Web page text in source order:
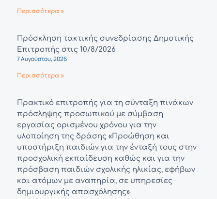
Περισσότερα »
Πρόσκληση τακτικής συνεδρίασης Δημοτικής
Επιτροπής στις 10/8/2026
7 Αυγούστου, 2026
Περισσότερα »
Πρακτικό επιτροπής για τη σύνταξη πινάκων
πρόσληψης προσωπικού με σύμβαση
εργασίας ορισμένου χρόνου για την
υλοποίηση της δράσης «Προώθηση και
υποστήριξη παιδιών για την ένταξή τους στην
προσχολική εκπαίδευση καθώς και για την
πρόσβαση παιδιών σχολικής ηλικίας, εφήβων
και ατόμων με αναπηρία, σε υπηρεσίες
δημιουργικής απασχόλησης»